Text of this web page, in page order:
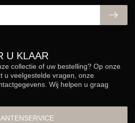
U KLAAR
collectie of uw bestelling? Op onze
u veelgestelde vragen, onze
Wij helpen u graag